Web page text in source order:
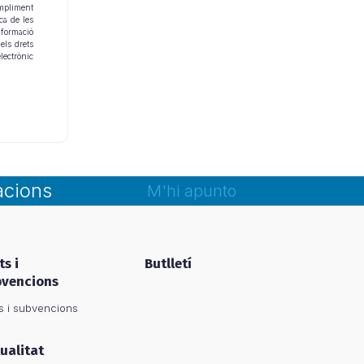
de les
drets
M'hi apunto
i
i subvencions
Butlletí